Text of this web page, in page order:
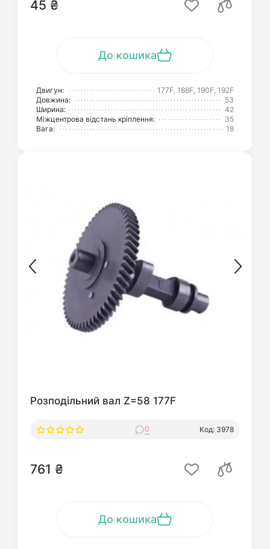
45 ₴
До кошика
Двигун:
177F, 188F, 190F, 192F
Довжина:
53
Ширина:
42
Міжцентрова відстань кріплення:
35
Вага:
18
Розподільний вал Z=58 177F
0 Код: 3978
761 ₴
До кошика